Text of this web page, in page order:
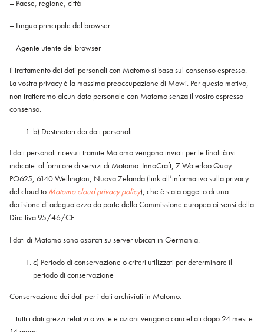
– Paese, regione, città
– Lingua principale del browser
– Agente utente del browser
Il trattamento dei dati personali con Matomo si basa sul consenso espresso.
La vostra privacy è la massima preoccupazione di Mowi. Per questo motivo,
non tratteremo alcun dato personale con Matomo senza il vostro espresso
consenso.
b) Destinatari dei dati personali
I dati personali ricevuti tramite Matomo vengono inviati per le finalità ivi
indicate al fornitore di servizi di Motomo: InnoCraft, 7 Waterloo Quay
PO625, 6140 Wellington, Nuova Zelanda (link all’informativa sulla privacy
del cloud to Matomo cloud privacy policy), che è stata oggetto di una
decisione di adeguatezza da parte della Commissione europea ai sensi della
Direttiva 95/46/CE.
I dati di Matomo sono ospitati su server ubicati in Germania.
c) Periodo di conservazione o criteri utilizzati per determinare il
periodo di conservazione
Conservazione dei dati per i dati archiviati in Matomo:
– tutti i dati grezzi relativi a visite e azioni vengono cancellati dopo 24 mesi e